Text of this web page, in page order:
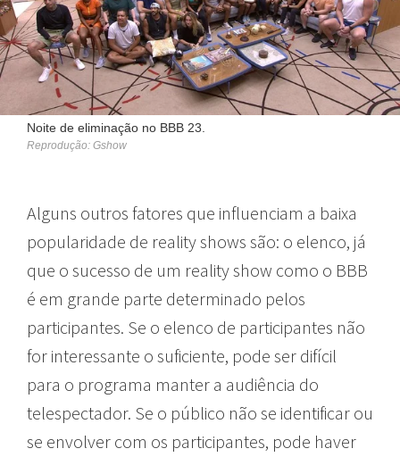
Noite de eliminação no BBB 23.
Reprodução: Gshow
Alguns outros fatores que influenciam a baixa
popularidade de reality shows são: o elenco, já
que o sucesso de um reality show como o BBB
é em grande parte determinado pelos
participantes. Se o elenco de participantes não
for interessante o suficiente, pode ser difícil
para o programa manter a audiência do
telespectador. Se o público não se identificar ou
se envolver com os participantes, pode haver